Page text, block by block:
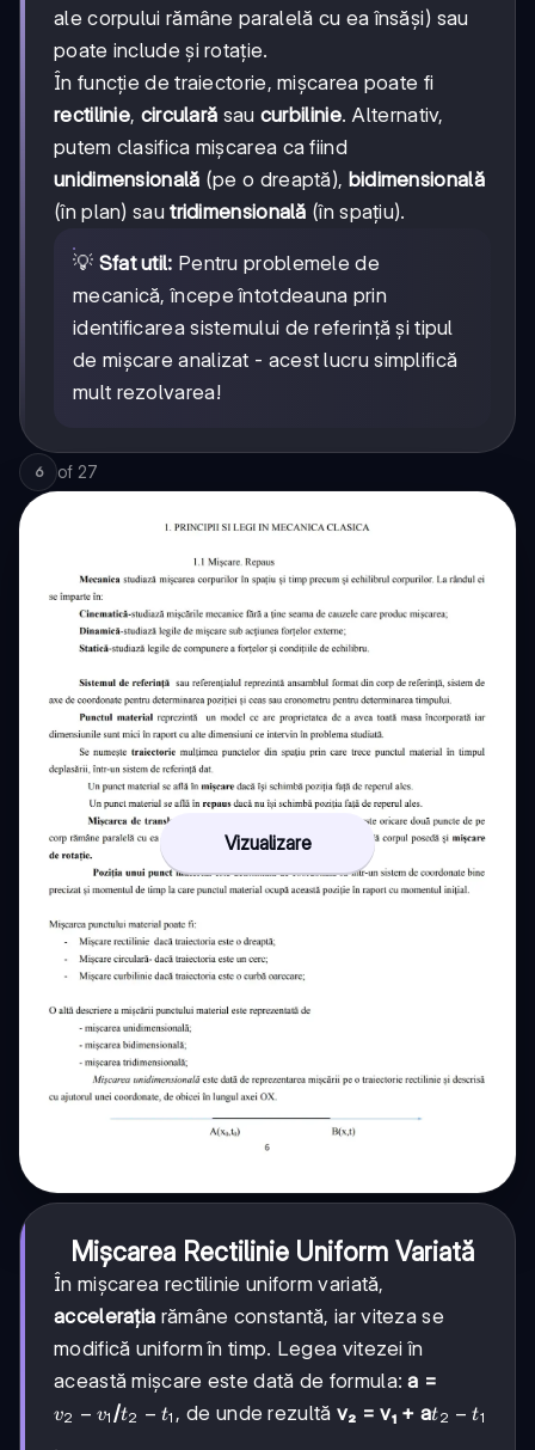
ale corpului rămâne paralelă cu ea însăși) sau
poate include și rotație.
În funcție de traiectorie, mișcarea poate fi
rectilinie, circulară sau curbilinie. Alternativ,
putem clasifica mișcarea ca fiind
unidimensională (pe o dreaptă), bidimensională
(în plan) sautridimensională (în spațiu).
💡 Sfat util: Pentru problemele de
mecanică, începe întotdeauna prin
identificarea sistemului de referință și tipul
de mișcare analizat - acest lucru simplifică
mult rezolvarea!
6 of 27
Vizualizare
Mișcarea Rectilinie Uniform Variată
În mișcarea rectilinie uniform variată,
accelerația rămâne constantă, iar viteza se
modifică uniform în timp. Legea vitezei în
această mișcare este dată de formula:a =
v₂-
v2 − v1 /t₂-
t2 − t1 , de unde rezultă v₂ = v₁ + at₂-
t2 − t1